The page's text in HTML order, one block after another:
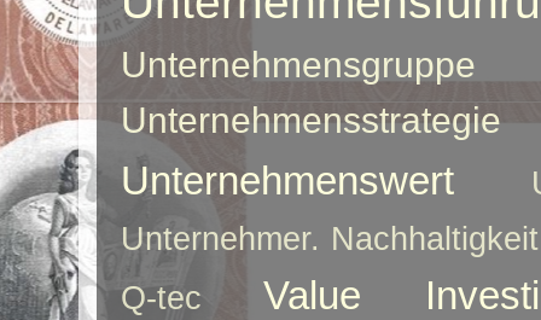
Unternehmensgruppe
Unternehmensstrategie
Unternehmenswert
Unternehmer. Nachhaltigkeit
Q-tec
Value